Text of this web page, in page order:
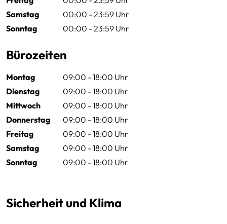
Samstag
00:00 - 23:59 Uhr
Sonntag
00:00 - 23:59 Uhr
Bürozeiten
Montag
09:00 - 18:00 Uhr
Dienstag
09:00 - 18:00 Uhr
Mittwoch
09:00 - 18:00 Uhr
Donnerstag
09:00 - 18:00 Uhr
Freitag
09:00 - 18:00 Uhr
Samstag
09:00 - 18:00 Uhr
Sonntag
09:00 - 18:00 Uhr
Sicherheit und Klima